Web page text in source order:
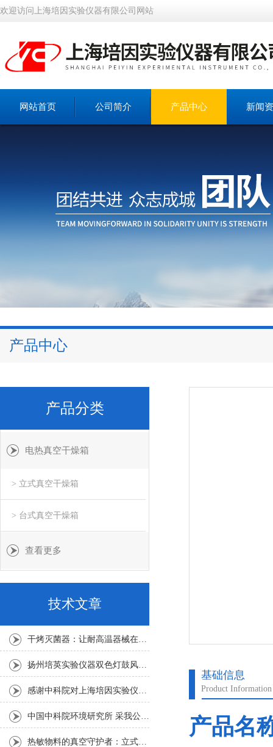
欢迎访问上海培因实验仪器有限公司网站
网站首页 公司简介 产品中心 新闻
产品中心
基础信息
Product Information
产品名
产品分类
电热真空干燥箱
> 立式真空干燥箱
> 台式真空干燥箱
查看更多
技术文章
干烤灭菌器：让耐高温器械在无水高温中重获无菌新生
扬州培英实验仪器双色灯鼓风干燥箱
感谢中科院对上海培因实验仪器的认可
中国中科院环境研究所 采我公司仪器300L人工气候箱 实验效果获高度评价
热敏物料的真空守护者：立式真空干燥箱选购指南